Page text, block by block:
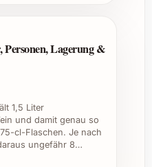
hergestellt,
oder veganen
direkt zu
Domaine De
Lagerung &
1,5 Liter
und damit genau so
cl-Flaschen. Je nach
ungefähr 8…